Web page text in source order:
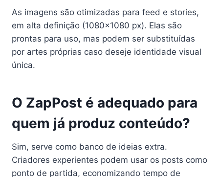
As imagens são otimizadas para feed e stories,
em alta definição (1080×1080 px). Elas são
prontas para uso, mas podem ser substituídas
por artes próprias caso deseje identidade visual
única.
O ZapPost é adequado para
quem já produz conteúdo?
Sim, serve como banco de ideias extra.
Criadores experientes podem usar os posts como
ponto de partida, economizando tempo de